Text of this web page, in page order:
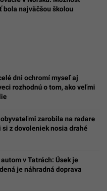
bola najväčšou školou
dni ochromí myseľ aj
rozhodnú o tom, ako veľmi
obyvateľmi zarobila na radare
z dovoleniek nosia drahé
v Tatrách: Úsek je
je náhradná doprava